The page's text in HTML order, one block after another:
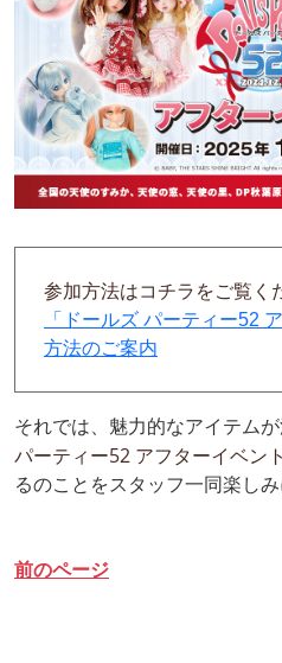
参加方法はコチラをご覧く
「ドールズ パーティー52
方法のご案内
それでは、魅力的なアイテム
パーティー52 アフターイベント
るのことをスタッフ一同楽し
前のページ